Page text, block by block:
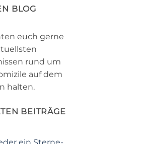
BLOG
euch gerne
rund um
auf dem
halten.
BEITRÄGE